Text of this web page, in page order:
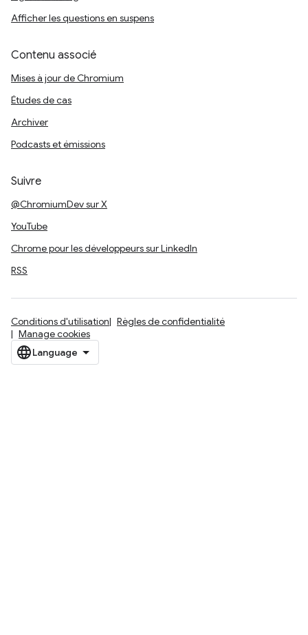
Afficher les questions en suspens
Contenu associé
Mises à jour de Chromium
Études de cas
Archiver
Podcasts et émissions
Suivre
@ChromiumDev sur X
YouTube
Chrome pour les développeurs sur LinkedIn
RSS
Conditions d'utilisation
Règles de confidentialité
Manage cookies